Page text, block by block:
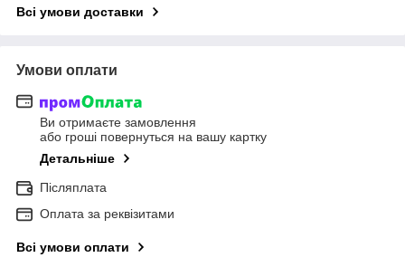
Всі умови доставки
Умови оплати
Ви отримаєте замовлення
або гроші повернуться на вашу картку
Детальніше
Післяплата
Оплата за реквізитами
Всі умови оплати